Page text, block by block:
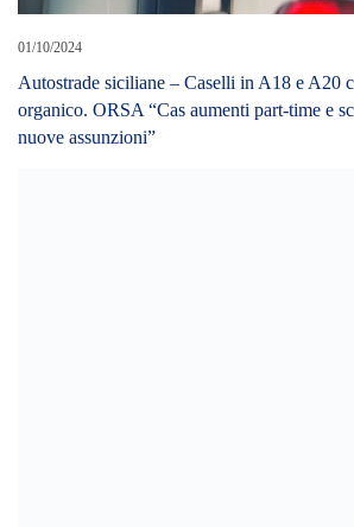
01/10/2024
Autostrade siciliane – Caselli in A18 e A20
organico. ORSA “Cas aumenti part-time e
nuove assunzioni”